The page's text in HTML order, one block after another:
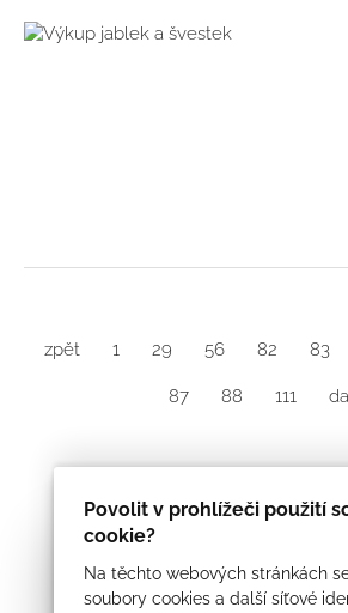
Povolit v prohlížeči použití
cookie?
Na těchto webových stránkách
soubory cookies a další síťové
zpět 1 29 56 82 83
87 88 111